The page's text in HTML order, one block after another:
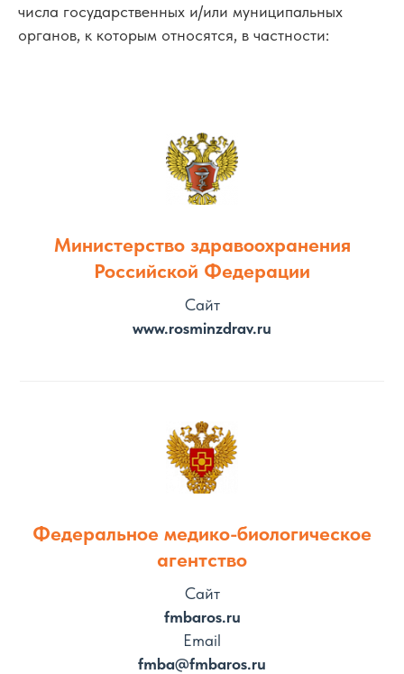
числа государственных и/или муниципальных
органов, к которым относятся, в частности:
Министерство здравоохранения
Российской Федерации
Сайт
www.rosminzdrav.ru
Федеральное медико-биологическое
агентство
Сайт
fmbaros.ru
Email
fmba@fmbaros.ru